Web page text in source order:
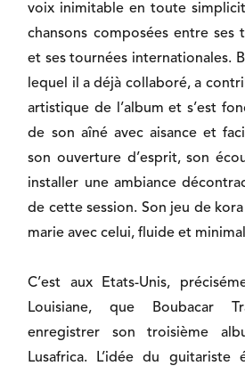
voix inimitable en toute
chansons composées entre ses
et ses tournées internationales.
lequel il a déjà collaboré, a
artistique de l’album et s’est
de son aîné avec aisance et
son ouverture d’esprit, son
installer une ambiance
de cette session. Son jeu de
marie avec celui, fluide et
C’est aux Etats-Unis,
Louisiane, que Boubacar
enregistrer son troisième
Lusafrica. L’idée du guitariste